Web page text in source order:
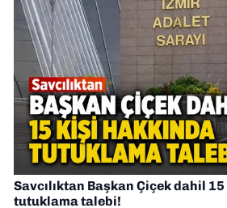
Savcılıktan Başkan Çiçek dahil
tutuklama talebi!